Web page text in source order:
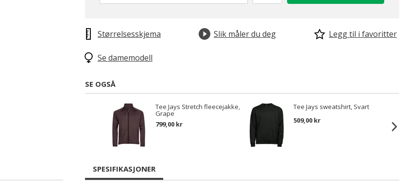
Størrelsesskjema Slik måler du deg Legg til i favoritter
Se damemodell
SE OGSÅ
Tee Jays Stretch fleecejakke,
Grape
799,00 kr
Tee Jays sweatshirt, Svart
509,00 kr
SPESIFIKASJONER